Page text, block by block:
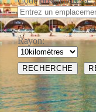
Rayon: